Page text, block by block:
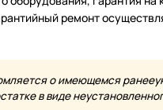
ремонт
о имеющемся
в виде